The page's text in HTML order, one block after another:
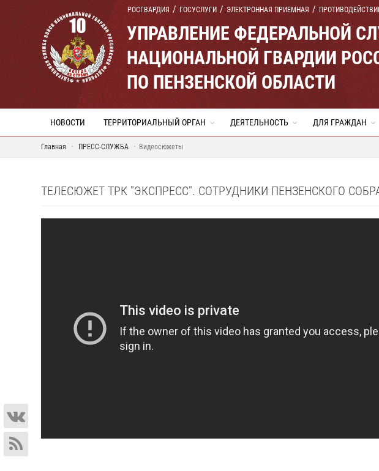
РОСГВАРДИЯ ГОСУСЛУГИ ЭЛЕКТРОННАЯ ПРИЕМНАЯ
УПРАВЛЕНИЕ ФЕДЕРАЛЬНОЙ
НАЦИОНАЛЬНОЙ ГВАРДИИ
ПО ПЕНЗЕНСКОЙ ОБЛАСТИ
НОВОСТИ ТЕРРИТОРИАЛЬНЫЙ ОРГАН ДЕЯТЕЛЬНОСТЬ ДЛЯ ГРАЖДАН
Главная ПРЕСС-СЛУЖБА Видеосюжеты
ТЕЛЕСЮЖЕТ ТРК "ЭКСПРЕСС". СОТРУДНИКИ ПЕНЗЕНСКОГО